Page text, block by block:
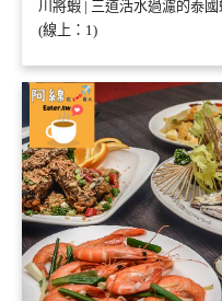
川將蝦 | 三道活水過濾的泰
(線上：1)